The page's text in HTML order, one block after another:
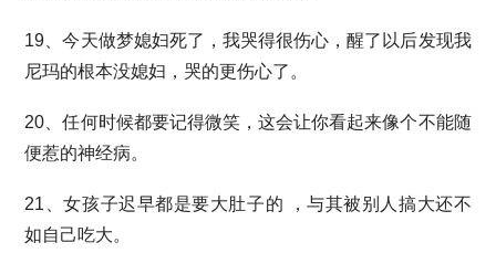
19、今天做梦媳妇死了，我哭得很伤心，醒了以后发现我
尼玛的根本没媳妇，哭的更伤心了。
20、任何时候都要记得微笑，这会让你看起来像个不能随
便惹的神经病。
21、女孩子迟早都是要大肚子的 ，与其被别人搞大还不
如自己吃大。